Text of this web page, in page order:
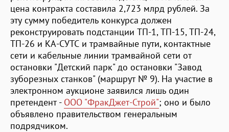
цена контракта составила 2,723 млрд рублей. За
эту сумму победитель конкурса должен
реконструировать подстанции ТП-1, ТП-15, ТП-24,
ТП-26 и КА-СУТС и трамвайные пути, контактные
сети и кабельные линии трамвайной сети от
остановки "Детский парк" до остановки "Завод
зуборезных станков" (маршрут № 9). На участие в
электронном аукционе заявился лишь один
претендент - ООО "ФракДжет-Строй"; оно и было
объявлено правительством генеральным
подрядчиком.